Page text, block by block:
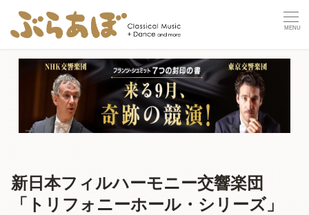
新日本フィルハーモニー交響楽団
「トリフォニーホール・シリーズ」